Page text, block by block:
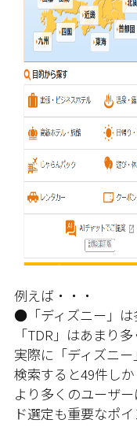
例えば・・・
●「ディズニー」は
「TDR」はあまり
実際に「ディズニ
検索すると49件しか
より多くのユーザ
ド選定も重要なポイ